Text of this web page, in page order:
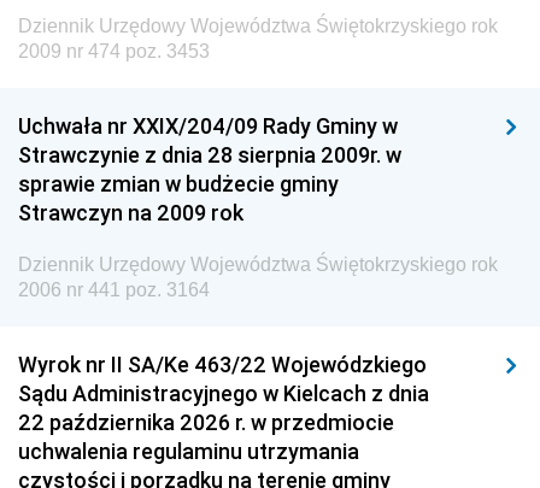
Dziennik Urzędowy Ministra Edukacji
Dziennik Urzędowy Ministra Przemysłu
Dziennik Urzędowy Ministra Finansów i Gospodarki
Dziennik Urzędowy Ministra do Spraw Unii
Dziennik Urzędowy Agencji Wywiadu
Dziennik Urzędowy Województwa Świętokrzyskiego rok
2009 nr 474 poz. 3453
Uchwała nr XXIX/204/09 Rady Gminy w
Strawczynie z dnia 28 sierpnia 2009r. w
sprawie zmian w budżecie gminy
Strawczyn na 2009 rok
Dziennik Urzędowy Województwa Świętokrzyskiego rok
2006 nr 441 poz. 3164
Wyrok nr II SA/Ke 463/22 Wojewódzkiego
Sądu Administracyjnego w Kielcach z dnia
22 października 2026 r. w przedmiocie
uchwalenia regulaminu utrzymania
czystości i porządku na terenie gminy